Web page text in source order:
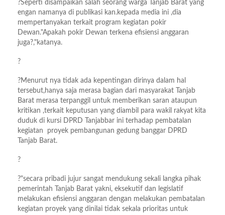
?Seperti disampaikan salah seorang warga Tanjab Barat yang
engan namanya di publikasi kan.kepada media ini ,dia
mempertanyakan terkait program kegiatan pokir
Dewan."Apakah pokir Dewan terkena efisiensi anggaran
juga?,"katanya.
?
?Menurut nya tidak ada kepentingan dirinya dalam hal
tersebut,hanya saja merasa bagian dari masyarakat Tanjab
Barat merasa terpanggil untuk memberikan saran ataupun
kritikan ,terkait keputusan yang diambil para wakil rakyat kita
duduk di kursi DPRD Tanjabbar ini terhadap pembatalan
kegiatan proyek pembangunan gedung banggar DPRD
Tanjab Barat.
?
?"secara pribadi jujur sangat mendukung sekali langka pihak
pemerintah Tanjab Barat yakni, eksekutif dan legislatif
melakukan efisiensi anggaran dengan melakukan pembatalan
kegiatan proyek yang dinilai tidak sekala prioritas untuk